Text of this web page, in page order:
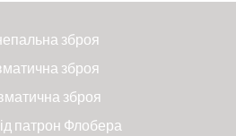
зброя
зброя
зброя
патрон Флобера